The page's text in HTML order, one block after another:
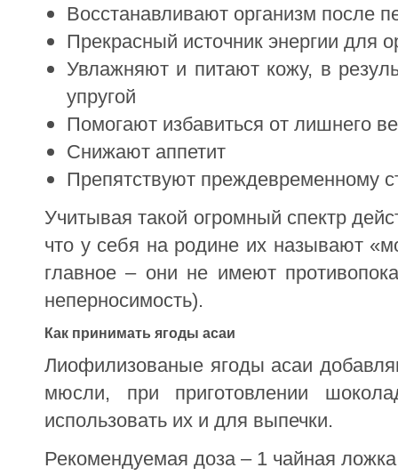
Восстанавливают организм после
Прекрасный источник энергии для
Увлажняют и питают кожу, в
упругой
Помогают избавиться от лишнего
Снижают аппетит
Препятствуют преждевременному
Учитывая такой огромный спектр
что у себя на родине их называют
главное – они не имеют
неперносимость).
Как принимать ягоды асаи
Лиофилизованые ягоды асаи
мюсли, при приготовлении
использовать их и для выпечки.
Рекомендуемая доза – 1 чайная